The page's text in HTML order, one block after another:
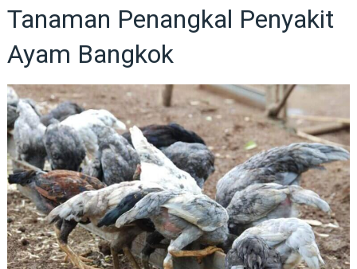
Tanaman Penangkal Penyakit
Ayam Bangkok